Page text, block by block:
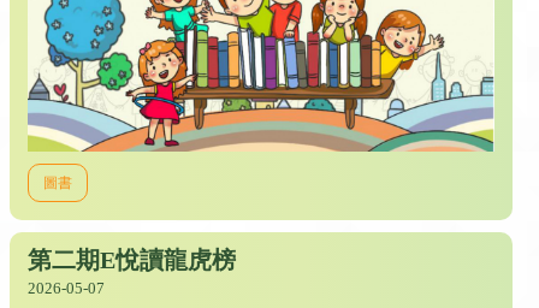
圖書
第二期E悅讀龍虎榜
2026-05-07